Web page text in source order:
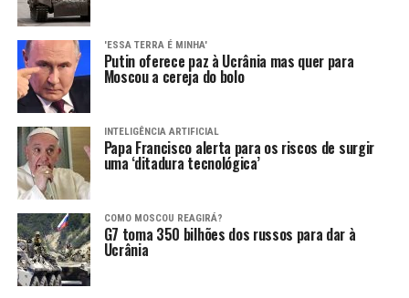
'ESSA TERRA É MINHA'
Putin oferece paz à Ucrânia mas quer para
Moscou a cereja do bolo
INTELIGÊNCIA ARTIFICIAL
Papa Francisco alerta para os riscos de surgir
uma ‘ditadura tecnológica’
COMO MOSCOU REAGIRÁ?
G7 toma 350 bilhões dos russos para dar à
Ucrânia